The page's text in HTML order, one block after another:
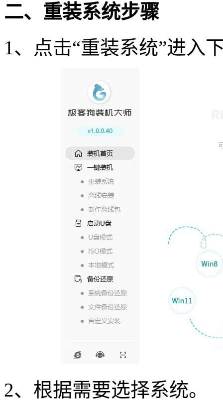
二、重装系统步骤
1、点击“重装系统”进入
2、根据需要选择系统。